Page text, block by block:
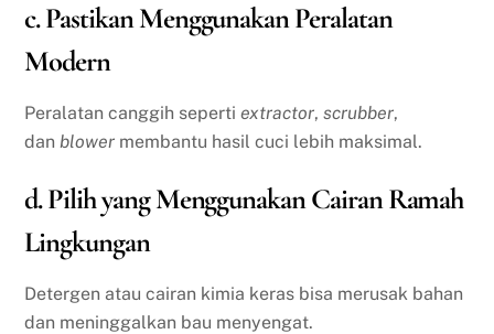
c. Pastikan Menggunakan Peralatan
Modern
Peralatan canggih sepertiextractor,scrubber,
dan blower membantu hasil cuci lebih maksimal.
d. Pilih yang Menggunakan Cairan Ramah
Lingkungan
Detergen atau cairan kimia keras bisa merusak bahan
dan meninggalkan bau menyengat.